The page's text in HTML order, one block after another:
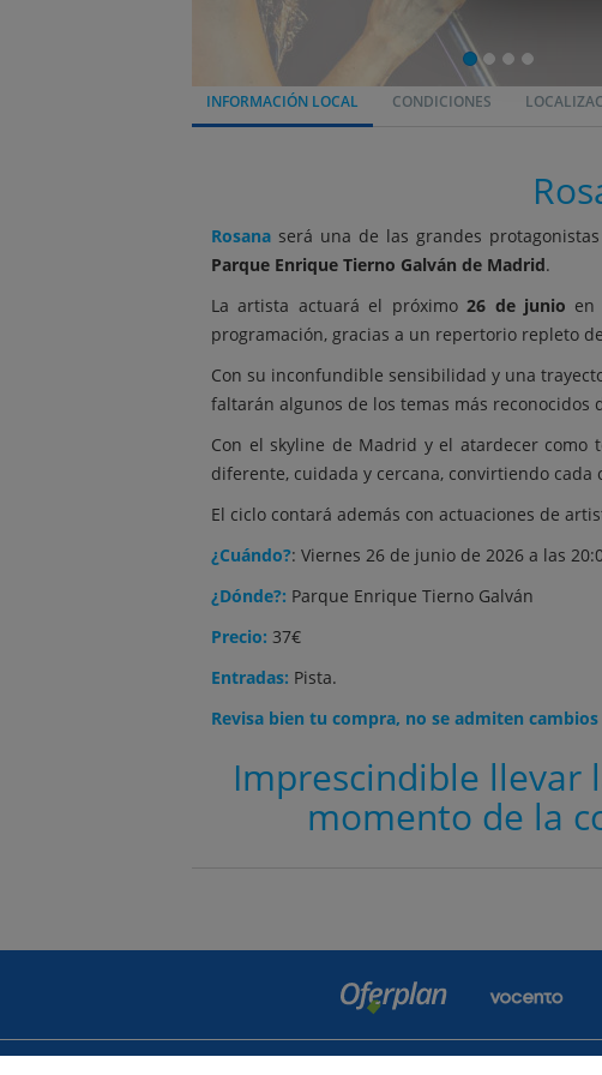
INFORMACIÓN LOCAL CONDICIONES
Rosana será una de las grandes
Parque Enrique Tierno Galván de Madrid.
La artista actuará el próximo26 de junio en
programación, gracias a un repertorio repleto
Con su inconfundible sensibilidad y una
faltarán algunos de los temas más reconocidos
Con el skyline de Madrid y el atardecer como
diferente, cuidada y cercana, convirtiendo
El ciclo contará además con actuaciones de
¿Cuándo?: Viernes 26 de junio de 2026 a las
¿Dónde?: Parque Enrique Tierno Galván
Precio: 37€
Entradas: Pista.
Revisa bien tu compra, no se admiten
Imprescindible llevar
momento de la